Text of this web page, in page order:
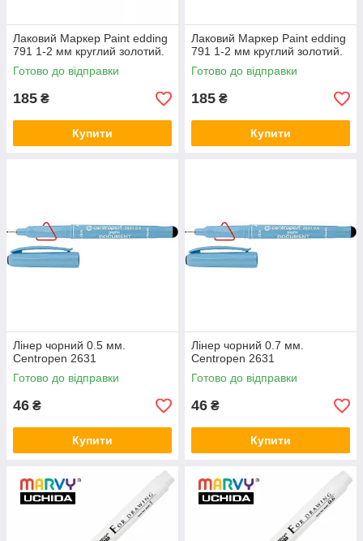
Лаковий Маркер Paint edding
791 1-2 мм круглий золотий.
Готово до відправки
185 ₴
Купити
Лаковий Маркер Paint edding
791 1-2 мм круглий золотий.
Готово до відправки
185 ₴
Купити
Лінер чорний 0.5 мм.
Centropen 2631
Готово до відправки
46 ₴
Купити
Лінер чорний 0.7 мм.
Centropen 2631
Готово до відправки
46 ₴
Купити